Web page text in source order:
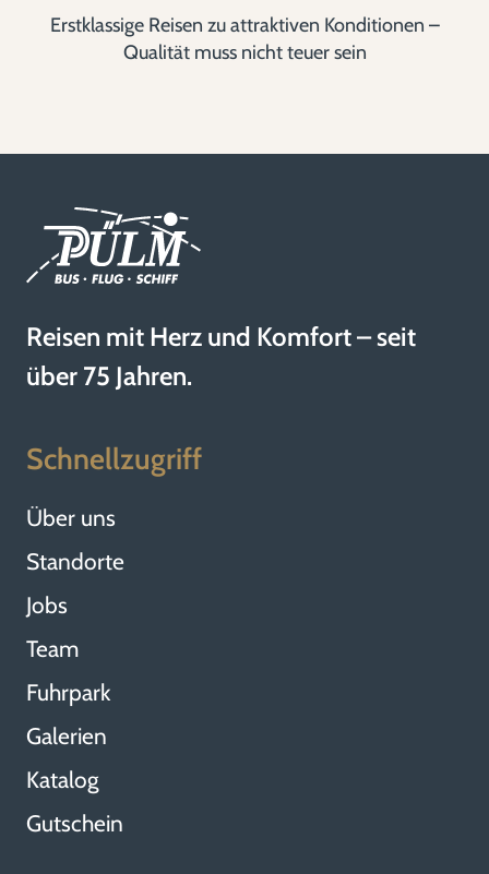
Erstklassige Reisen zu attraktiven Konditionen –
Qualität muss nicht teuer sein
Reisen mit Herz und Komfort – seit
über 75 Jahren.
Schnellzugriff
Über uns
Standorte
Jobs
Team
Fuhrpark
Galerien
Katalog
Gutschein